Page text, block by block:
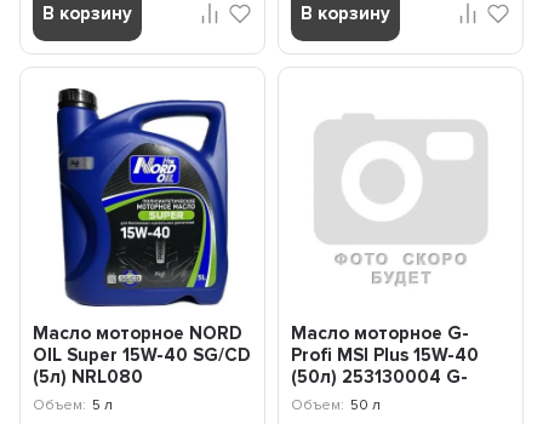
В корзину В корзину
Масло моторное NORD
OIL Super 15W-40 SG/CD
(5л) NRL080
Объем: 5 л
Масло моторное G-
Profi MSI Plus 15W-40
(50л) 253130004 G-
Energy
Объем: 50 л